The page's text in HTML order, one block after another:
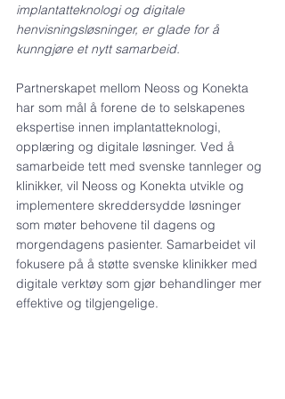
implantatteknologi og digitale
henvisningsløsninger, er glade for å
kunngjøre et nytt samarbeid.
Partnerskapet mellom Neoss og Konekta
har som mål å forene de to selskapenes
ekspertise innen implantatteknologi,
opplæring og digitale løsninger. Ved å
samarbeide tett med svenske tannleger og
klinikker, vil Neoss og Konekta utvikle og
implementere skreddersydde løsninger
som møter behovene til dagens og
morgendagens pasienter. Samarbeidet vil
fokusere på å støtte svenske klinikker med
digitale verktøy som gjør behandlinger mer
effektive og tilgjengelige.